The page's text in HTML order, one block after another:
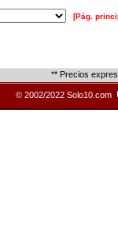
[Pág.
** Precios
© 2002/2022 Solo10.com